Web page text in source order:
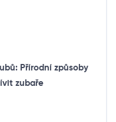
Přírodní způsoby
zubaře